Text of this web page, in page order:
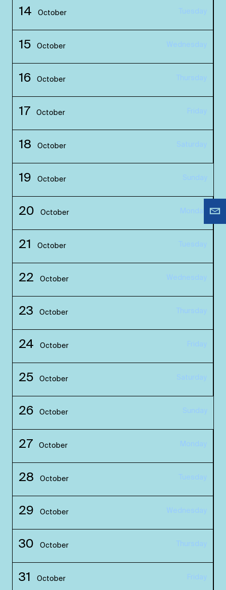
14 October Tuesday
15 October Wednesday
16 October Thursday
17 October Friday
18 October Saturday
19 October Sunday
20 October Monday
21 October Tuesday
22 October Wednesday
23 October Thursday
24 October Friday
25 October Saturday
26 October Sunday
27 October Monday
28 October Tuesday
29 October Wednesday
30 October Thursday
31 October Friday